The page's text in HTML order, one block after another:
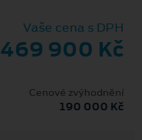
Vaše cena s DPH
469 900 Kč
Cenové zvýhodnění
190 000 Kč